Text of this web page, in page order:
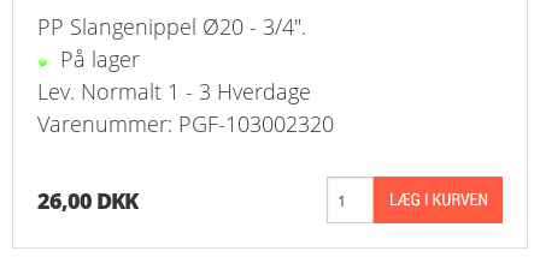
PP Slangenippel Ø20 - 3/4".
På lager
Lev. Normalt 1 - 3 Hverdage
Varenummer: PGF-103002320
26,00 DKK